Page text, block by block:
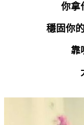
你拿
穩固你
靠